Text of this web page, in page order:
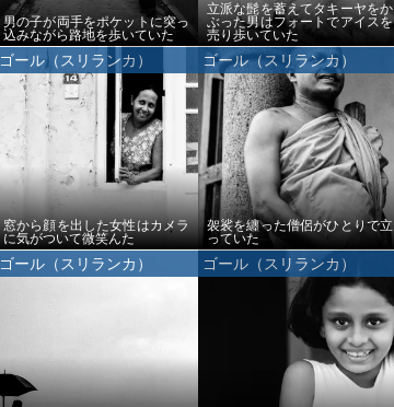
男の子が両手をポケットに突っ
込みながら路地を歩いていた
立派な髭を蓄えてタキーヤをか
ぶった男はフォートでアイスを
売り歩いていた
ゴール（スリランカ）
窓から顔を出した女性はカメラ
に気がついて微笑んた
ゴール（スリランカ）
袈裟を纏った僧侶がひとりで立
っていた
ゴール（スリランカ） ゴール（スリランカ）